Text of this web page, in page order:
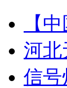
【
河北
信号